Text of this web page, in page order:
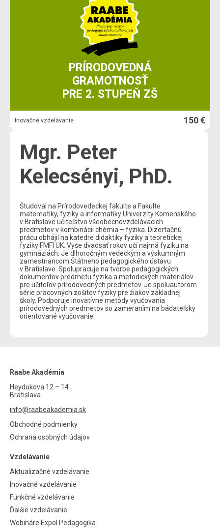
PRÍRODOVEDNÁ
GRAMOTNOSŤ
PRE 2. STUPEŇ ZŠ
Inovačné vzdelávanie 150 €
Mgr. Peter
Kelecsényi, PhD.
Študoval na Prírodovedeckej fakulte a Fakulte
matematiky, fyziky a informatiky Univerzity Komenského
v Bratislave učiteľstvo všeobecnovzdelávacích
predmetov v kombinácii chémia – fyzika. Dizertačnú
prácu obhájil na katedre didaktiky fyziky a teoretickej
fyziky FMFI UK. Vyše dvadsať rokov učí najmä fyziku na
gymnáziách. Je dlhoročným vedeckým a výskumným
zamestnancom Štátneho pedagogického ústavu
v Bratislave. Spolupracuje na tvorbe pedagogických
dokumentov predmetu fyzika a metodických materiálov
pre učiteľov prírodovedných predmetov. Je spoluautorom
série pracovných zošitov fyziky pre žiakov základnej
školy. Podporuje inovatívne metódy vyučovania
prírodovedných predmetov so zameraním na bádateľsky
orientované vyučovanie.
Raabe Akadémia
Heydukova 12 – 14
Bratislava
info@raabeakademia.sk
Obchodné podmienky
Ochrana osobných údajov
Vzdelávanie
Aktualizačné vzdelávanie
Inovačné vzdelávanie
Funkčné vzdelávanie
Ďalšie vzdelávanie
Webináre Expol Pedagogika